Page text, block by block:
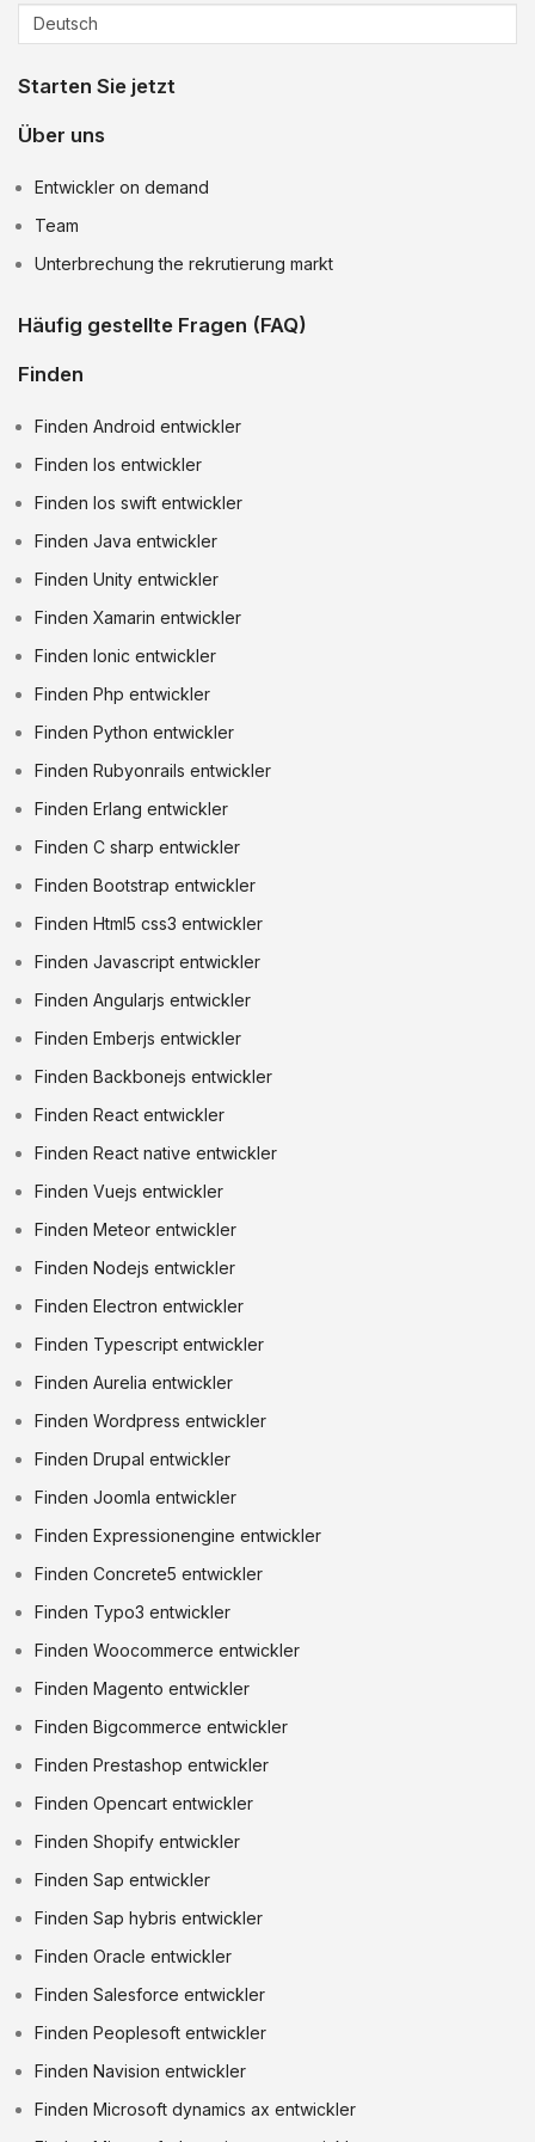
Starten Sie jetzt
Über uns
Entwickler on demand
Team
Unterbrechung the rekrutierung markt
Häufig gestellte Fragen (FAQ)
Finden
Finden Android entwickler
Finden Ios entwickler
Finden Ios swift entwickler
Finden Java entwickler
Finden Unity entwickler
Finden Xamarin entwickler
Finden Ionic entwickler
Finden Php entwickler
Finden Python entwickler
Finden Rubyonrails entwickler
Finden Erlang entwickler
Finden C sharp entwickler
Finden Bootstrap entwickler
Finden Html5 css3 entwickler
Finden Javascript entwickler
Finden Angularjs entwickler
Finden Emberjs entwickler
Finden Backbonejs entwickler
Finden React entwickler
Finden React native entwickler
Finden Vuejs entwickler
Finden Meteor entwickler
Finden Nodejs entwickler
Finden Electron entwickler
Finden Typescript entwickler
Finden Aurelia entwickler
Finden Wordpress entwickler
Finden Drupal entwickler
Finden Joomla entwickler
Finden Expressionengine entwickler
Finden Concrete5 entwickler
Finden Typo3 entwickler
Finden Woocommerce entwickler
Finden Magento entwickler
Finden Bigcommerce entwickler
Finden Prestashop entwickler
Finden Opencart entwickler
Finden Shopify entwickler
Finden Sap entwickler
Finden Sap hybris entwickler
Finden Oracle entwickler
Finden Salesforce entwickler
Finden Peoplesoft entwickler
Finden Navision entwickler
Finden Microsoft dynamics ax entwickler